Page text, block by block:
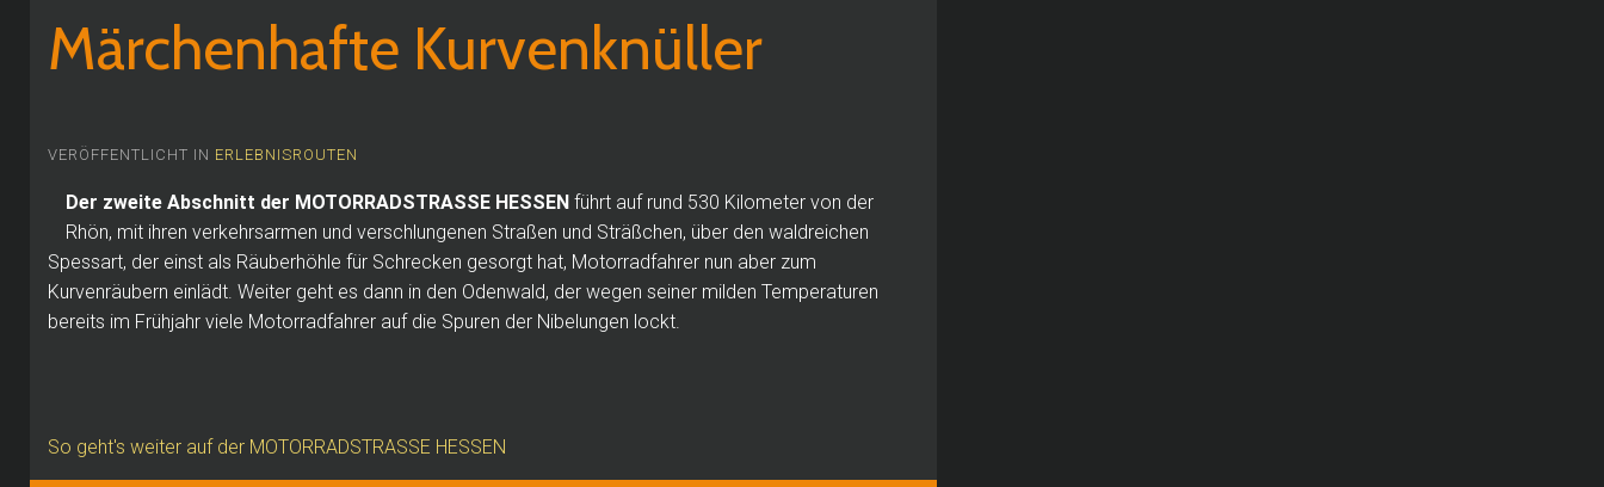
Märchenhafte Kurvenknüller
VERÖFFENTLICHT IN ERLEBNISROUTEN
Der zweite Abschnitt der MOTORRADSTRASSE HESSEN führt auf rund 530 Kilometer von der
Rhön, mit ihren verkehrsarmen und verschlungenen Straßen und Sträßchen, über den waldreichen
Spessart, der einst als Räuberhöhle für Schrecken gesorgt hat, Motorradfahrer nun aber zum
Kurvenräubern einlädt. Weiter geht es dann in den Odenwald, der wegen seiner milden Temperaturen
bereits im Frühjahr viele Motorradfahrer auf die Spuren der Nibelungen lockt.
So geht's weiter auf der MOTORRADSTRASSE HESSEN